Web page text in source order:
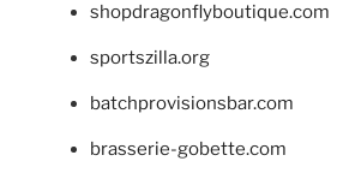
shopdragonflyboutique.com
sportszilla.org
batchprovisionsbar.com
brasserie-gobette.com